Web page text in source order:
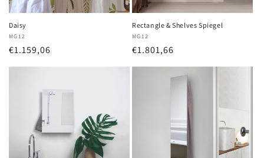
Daisy
Anbieter:
MG12
Normaler
€1.159,06
Rectangle & Shelves Spiegel
Anbieter:
MG12
Normaler
€1.801,66